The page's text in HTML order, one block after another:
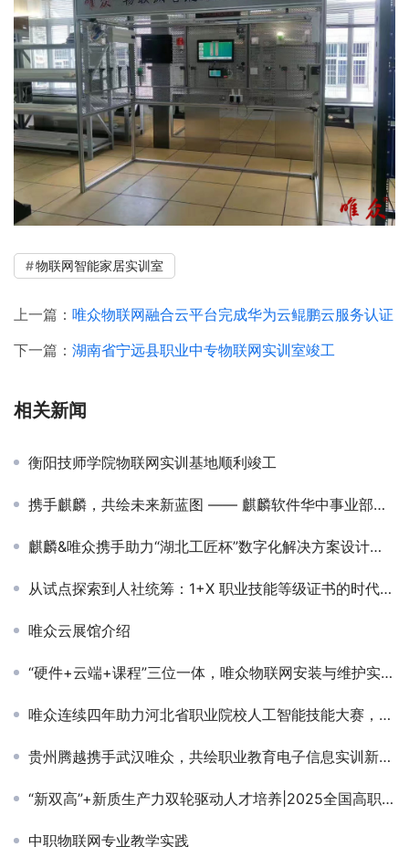
物联网智能家居实训室
上一篇： 唯众物联网融合云平台完成华为云鲲鹏云服务认证
下一篇： 湖南省宁远县职业中专物联网实训室竣工
相关新闻
衡阳技师学院物联网实训基地顺利竣工
携手麒麟，共绘未来新蓝图 —— 麒麟软件华中事业部高层访问唯众公司深化交流合作
麒麟&唯众携手助力“湖北工匠杯”数字化解决方案设计师赛项成功举办
从试点探索到人社统筹：1+X 职业技能等级证书的时代进阶
唯众云展馆介绍
“硬件+云端+课程”三位一体，唯众物联网安装与维护实训室顺利交付青岛电子学校
唯众连续四年助力河北省职业院校人工智能技能大赛，赋能智慧城市未来人才
贵州腾越携手武汉唯众，共绘职业教育电子信息实训新篇章
“新双高”+新质生产力双轮驱动人才培养|2025全国高职人工智能技术应用专业名单揭晓
中职物联网专业教学实践